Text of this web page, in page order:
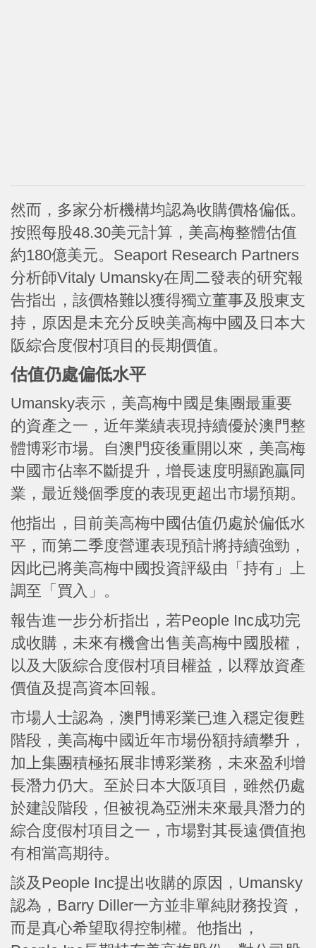
然而，多家分析機構均認為收購價格偏低。
按照每股48.30美元計算，美高梅整體估值
約180億美元。Seaport Research Partners
分析師Vitaly Umansky在周二發表的研究報
告指出，該價格難以獲得獨立董事及股東支
持，原因是未充分反映美高梅中國及日本大
阪綜合度假村項目的長期價值。
估值仍處偏低水平
Umansky表示，美高梅中國是集團最重要
的資產之一，近年業績表現持續優於澳門整
體博彩市場。自澳門疫後重開以來，美高梅
中國市佔率不斷提升，增長速度明顯跑贏同
業，最近幾個季度的表現更超出市場預期。
他指出，目前美高梅中國估值仍處於偏低水
平，而第二季度營運表現預計將持續強勁，
因此已將美高梅中國投資評級由「持有」上
調至「買入」。
報告進一步分析指出，若People Inc成功完
成收購，未來有機會出售美高梅中國股權，
以及大阪綜合度假村項目權益，以釋放資產
價值及提高資本回報。
市場人士認為，澳門博彩業已進入穩定復甦
階段，美高梅中國近年市場份額持續攀升，
加上集團積極拓展非博彩業務，未來盈利增
長潛力仍大。至於日本大阪項目，雖然仍處
於建設階段，但被視為亞洲未來最具潛力的
綜合度假村項目之一，市場對其長遠價值抱
有相當高期待。
談及People Inc提出收購的原因，Umansky
認為，Barry Diller一方並非單純財務投資，
而是真心希望取得控制權。他指出，